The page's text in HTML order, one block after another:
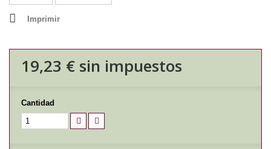
Imprimir
19,23 € sin impuestos
Cantidad